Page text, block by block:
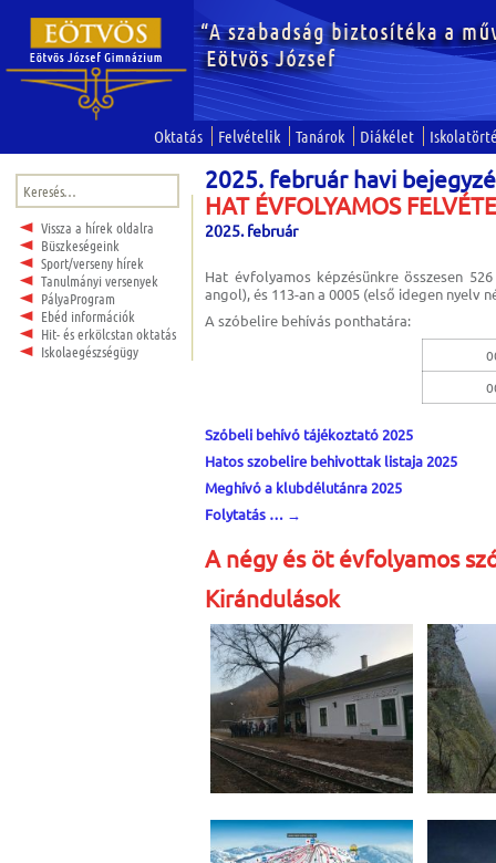
Oktatás Felvételik Tanárok Diákélet
Keresés:
Vissza a hírek oldalra
Büszkeségeink
Sport/verseny hírek
Tanulmányi versenyek
PályaProgram
Ebéd információk
Hit- és erkölcstan oktatás
Iskolaegészségügy
2025. február havi
HAT ÉVFOLYAMOS
2025. február
Hat évfolyamos képzésünkre összesen
angol), és 113-an a 0005 (első idegen nyelv
A szóbelire behívás ponthatára:
Szóbeli behívó tájékoztató 2025
Hatos szobelire behivottak listaja 2025
Meghívó a klubdélutánra 2025
Folytatás … →
A négy és öt évfolyamos
Kirándulások